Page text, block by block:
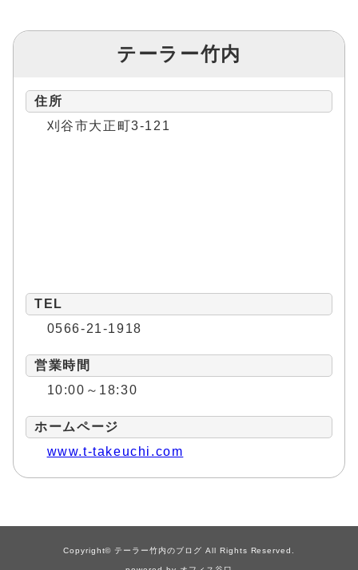
テーラー竹内
住所
刈谷市大正町3-121
TEL
0566-21-1918
営業時間
10:00～18:30
ホームページ
www.t-takeuchi.com
Copyright© テーラー竹内のブログ All Rights Reserved.